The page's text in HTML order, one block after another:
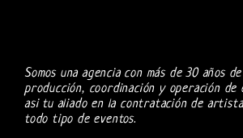
Somos una agencia con más de 30 años
producción, coordinación y operación de
asi tu aliado en la contratación de
todo tipo de eventos.